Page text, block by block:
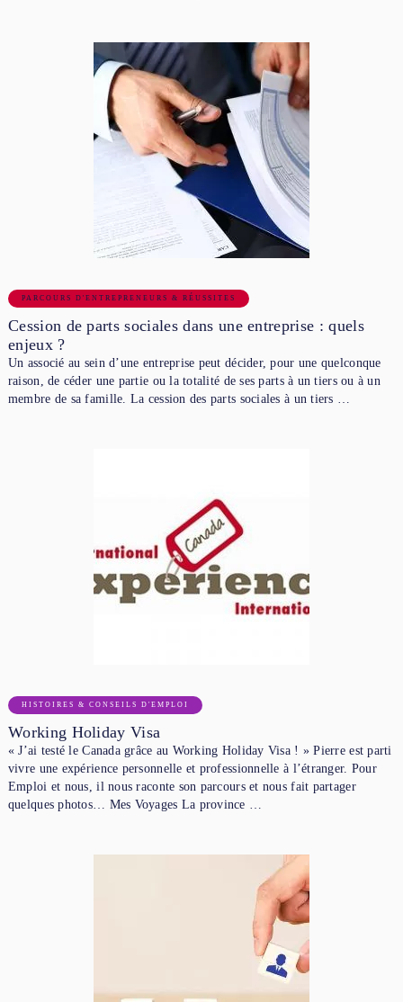
PARCOURS D'ENTREPRENEURS & RÉUSSITES
Cession de parts sociales dans une entreprise : quels
enjeux ?
Un associé au sein d’une entreprise peut décider, pour une quelconque
raison, de céder une partie ou la totalité de ses parts à un tiers ou à un
membre de sa famille. La cession des parts sociales à un tiers …
HISTOIRES & CONSEILS D'EMPLOI
Working Holiday Visa
« J’ai testé le Canada grâce au Working Holiday Visa ! » Pierre est parti
vivre une expérience personnelle et professionnelle à l’étranger. Pour
Emploi et nous, il nous raconte son parcours et nous fait partager
quelques photos… Mes Voyages La province …